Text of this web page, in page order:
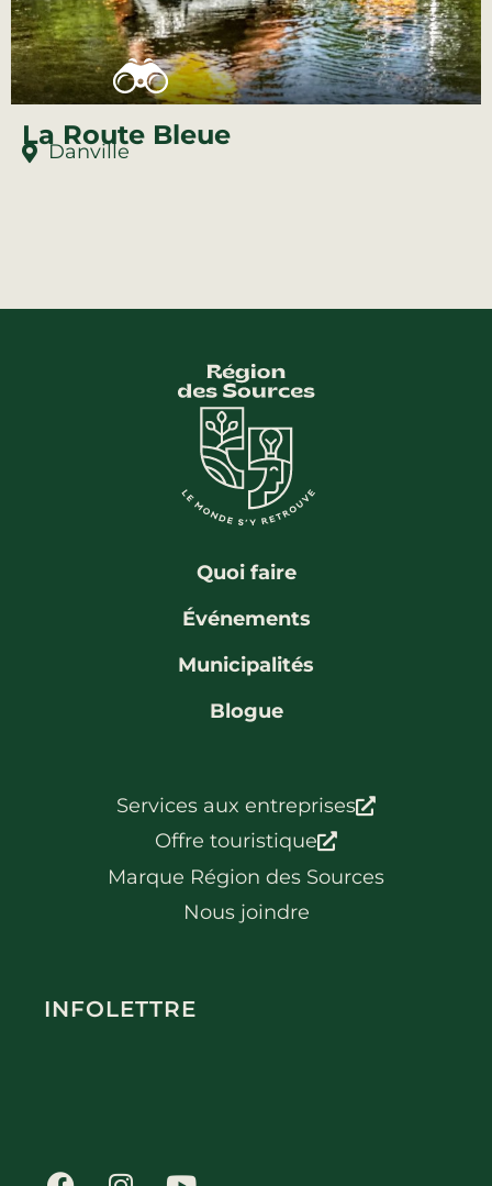
La Route Bleue
Danville
Quoi faire
Événements
Municipalités
Blogue
Services aux entreprises
Offre touristique
Marque Région des Sources
Nous joindre
INFOLETTRE